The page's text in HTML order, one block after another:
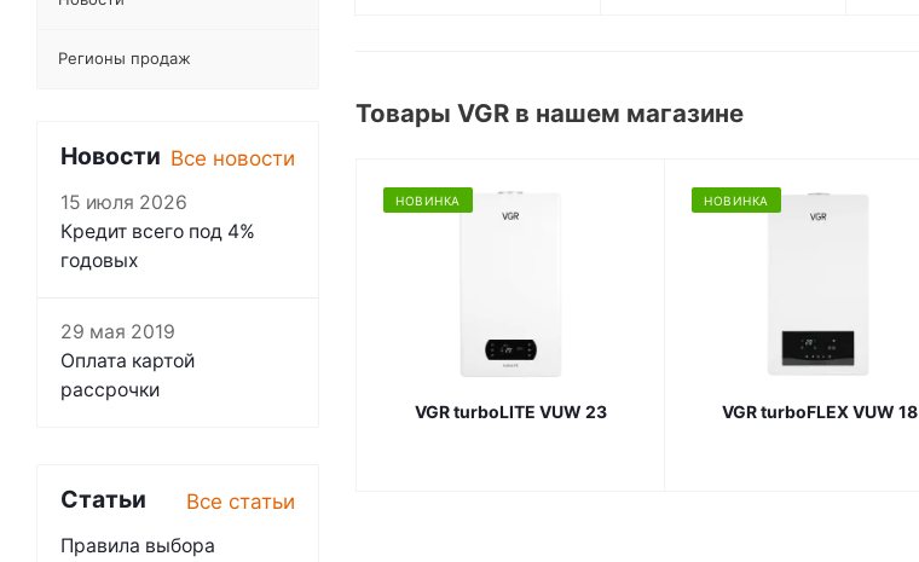
Товары VGR в нашем магазине
НОВИНКА
VGR turboLITE VUW 23
НОВИНКА
VGR turboFLEX VUW 18
Регионы продаж
Новости Все новости
15 июля 2026
Кредит всего под 4%
годовых
29 мая 2019
Оплата картой
рассрочки
Статьи Все статьи
Правила выбора